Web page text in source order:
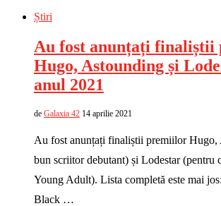
Știri
Au fost anunțați
Hugo, Astounding și
anul 2021
de Galaxia 42 14 aprilie 2021
Au fost anunțați finaliștii premiilor Hugo,
bun scriitor debutant) și Lodestar (pentru
Young Adult). Lista completă este mai
Black …